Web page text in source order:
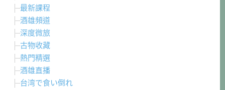
最新課程
酒雄頻道
深度微旅
古物收藏
熱門精選
酒雄直播
台湾で食い倒れ